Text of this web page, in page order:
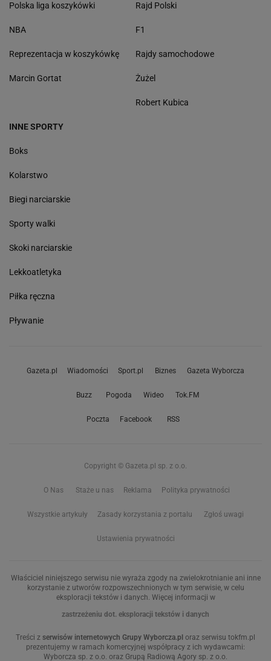
Polska liga koszykówki
NBA
Reprezentacja w koszykówkę
Marcin Gortat
Rajd Polski
F1
Rajdy samochodowe
Żużel
Robert Kubica
INNE SPORTY
Boks
Kolarstwo
Biegi narciarskie
Sporty walki
Skoki narciarskie
Lekkoatletyka
Piłka ręczna
Pływanie
Gazeta.pl Wiadomości Sport.pl Biznes Gazeta Wyborcza
Buzz Pogoda Wideo Tok.FM
Poczta Facebook RSS
Copyright © Gazeta.pl sp. z o.o.
O Nas Staże u nas Reklama Polityka prywatności
Wszystkie artykuły Zasady korzystania z portalu Zgłoś uwagi
Ustawienia prywatności
Właściciel niniejszego serwisu nie wyraża zgody na zwielokrotnianie ani inne
korzystanie z utworów rozpowszechnionych w tym serwisie, w celu
eksploracji tekstów i danych. Więcej informacji w
zastrzeżeniu dot. eksploracji tekstów i danych
Treści z serwisów internetowych Grupy Wyborcza.pl oraz serwisu tokfm.pl
prezentujemy w ramach komercyjnej współpracy z ich wydawcami:
Wyborcza sp. z o.o. oraz Grupą Radiową Agory sp. z o.o.